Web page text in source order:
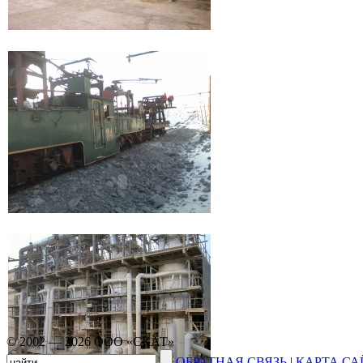
© 2002 — 2026 ООО «СКАТ»